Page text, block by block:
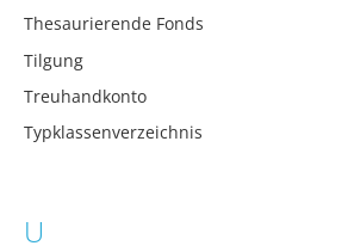
Thesaurierende Fonds
Tilgung
Treuhandkonto
Typklassenverzeichnis
U